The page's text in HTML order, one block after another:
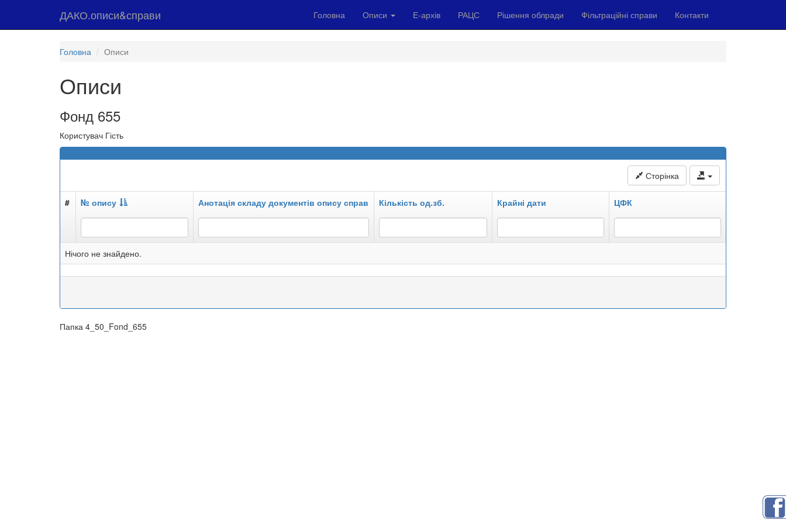
ДАКО.описи&справи Головна Описи Е-архів РАЦС Рішення облради Фільтраційні справи Контакти
Головна Описи
Описи
Фонд 655
Користувач Гість
Сторінка
# № опису Анотація складу документів опису справ Кількість од.зб. Крайні дати ЦФК
Нічого не знайдено.
Папка 4_50_Fond_655